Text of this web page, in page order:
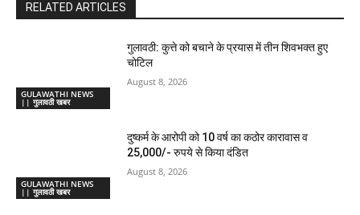
RELATED ARTICLES
GULAWATHI NEWS
|| गुलावठी खबर
गुलावठी: कुत्ते को बचाने के प्रयास में तीन शिवभक्त हुए
चोटिल
August 8, 2026
GULAWATHI NEWS
|| गुलावठी खबर
दुष्कर्म के आरोपी को 10 वर्ष का कठोर कारावास व
25,000/- रुपये से किया दंडित
August 8, 2026